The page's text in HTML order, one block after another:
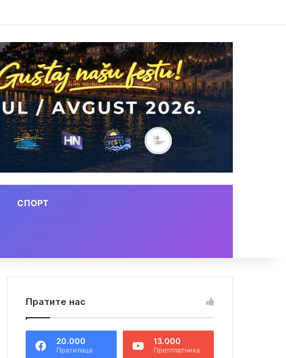
СПОРТ
Пратите нас
20.000
Пратилаца
13.000
Претплатника